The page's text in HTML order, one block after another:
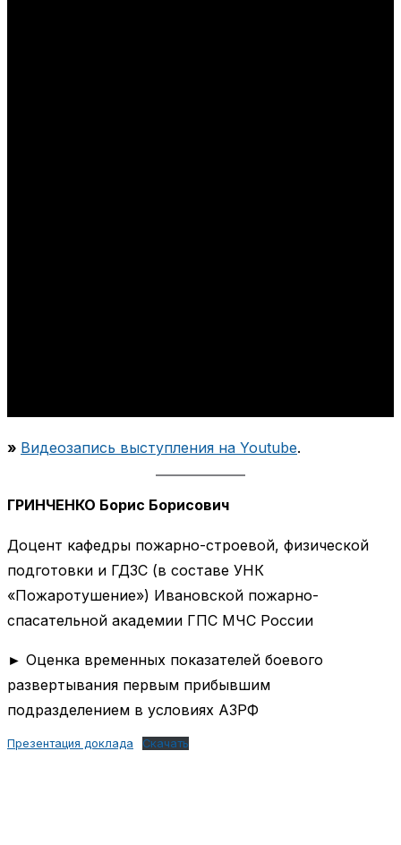
» Видеозапись выступления на Youtube.
ГРИНЧЕНКО Борис Борисович
Доцент кафедры пожарно-строевой, физической
подготовки и ГДЗС (в составе УНК
«Пожаротушение») Ивановской пожарно-
спасательной академии ГПС МЧС России
► Оценка временных показателей боевого
развертывания первым прибывшим
подразделением в условиях АЗРФ
Презентация доклада Скачать